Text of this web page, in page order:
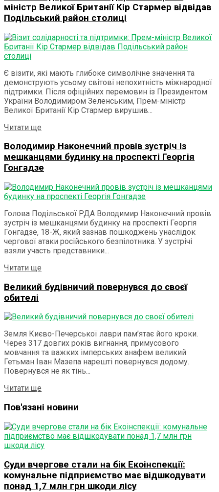
міністр Великої Британії Кір Стармер відвідав
Подільський район столиці
Є візити, які мають глибоке символічне значення та
демонструють усьому світові непохитність міжнародної
підтримки. Після офіційних перемовин із Президентом
України Володимиром Зеленським, Прем-міністр
Великої Британії Кір Стармер вирушив...
Читати ще
Володимир Наконечний провів зустріч із
мешканцями будинку на проспекті Георгія
Гонгадзе
Голова Подільської РДА Володимир Наконечний провів
зустріч із мешканцями будинку на проспекті Георгія
Гонгадзе, 18-Ж, який зазнав пошкоджень унаслідок
чергової атаки російського безпілотника. У зустрічі
взяли участь представники...
Читати ще
Великий будівничий повернувся до своєї
обителі
Земля Києво-Печерської лаври пам’ятає його кроки.
Через 317 довгих років вигнання, примусового
мовчання та важких імперських анафем великий
Гетьман Іван Мазепа нарешті повернувся додому.
Повернувся не як тінь...
Читати ще
Пов'язані новини
Суди вчергове стали на бік Екоінспекції:
комунальне підприємство має відшкодувати
понад 1,7 млн грн шкоди лісу